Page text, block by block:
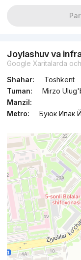
Joylashuv va
Google Xaritalarda
Shahar:
Toshkent
Tuman:
Mirzo
Manzil:
Metro:
Буюк Ипак